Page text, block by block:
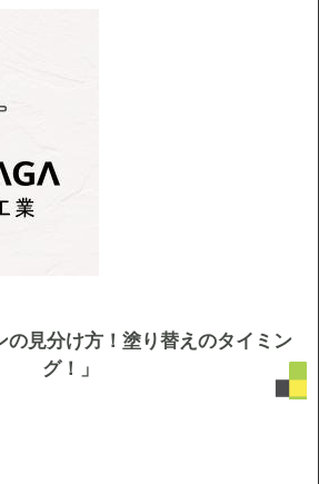
の見分け方！塗り替えのタイミン
グ！」